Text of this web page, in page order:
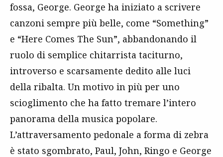
fossa, George. George ha iniziato a scrivere
canzoni sempre più belle, come “Something”
e “Here Comes The Sun”, abbandonando il
ruolo di semplice chitarrista taciturno,
introverso e scarsamente dedito alle luci
della ribalta. Un motivo in più per uno
scioglimento che ha fatto tremare l’intero
panorama della musica popolare.
L’attraversamento pedonale a forma di zebra
è stato sgombrato, Paul, John, Ringo e George